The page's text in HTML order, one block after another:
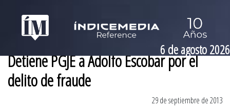
6 de agosto 2026
Detiene PGJE a Adolfo Escobar por el
delito de fraude
29 de septiembre de 2013